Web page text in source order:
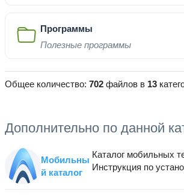
Программы
Полезные программы
Общее количество: 702 файлов в 13
Дополнительно по данной
Мобильны
й каталог
Каталог мобильных
Инструкция по